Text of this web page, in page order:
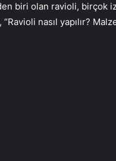
biri olan ravioli, birçok
nasıl yapılır?